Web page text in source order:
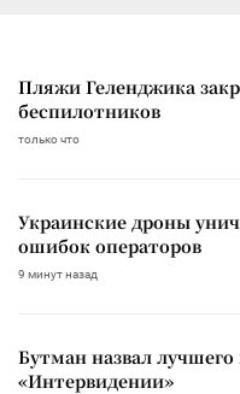
Пляжи Геленджика
беспилотников
только что
Украинские дроны
ошибок операторов
9 минут назад
Бутман назвал лучшего
«Интервидении»